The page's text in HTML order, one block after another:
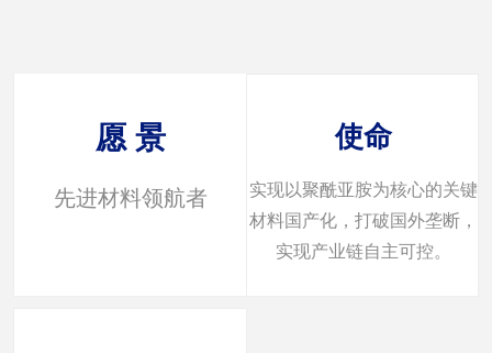
愿 景
先进材料领航者
愿 景
先进材料领航者
使命
实现以聚酰亚胺为核心的关键
材料国产化，打破国外垄断，
实现产业链自主可控。
使命
实现以聚酰亚胺为核心的关键
材料国产化，打破国外垄断，
实现产业链自主可控。